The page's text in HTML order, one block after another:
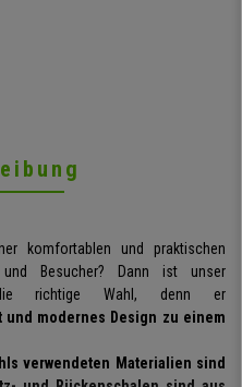
komfortablen und praktischen
Besucher? Dann ist unser
richtige Wahl, denn er
modernes Design zu einem
verwendeten Materialien sind